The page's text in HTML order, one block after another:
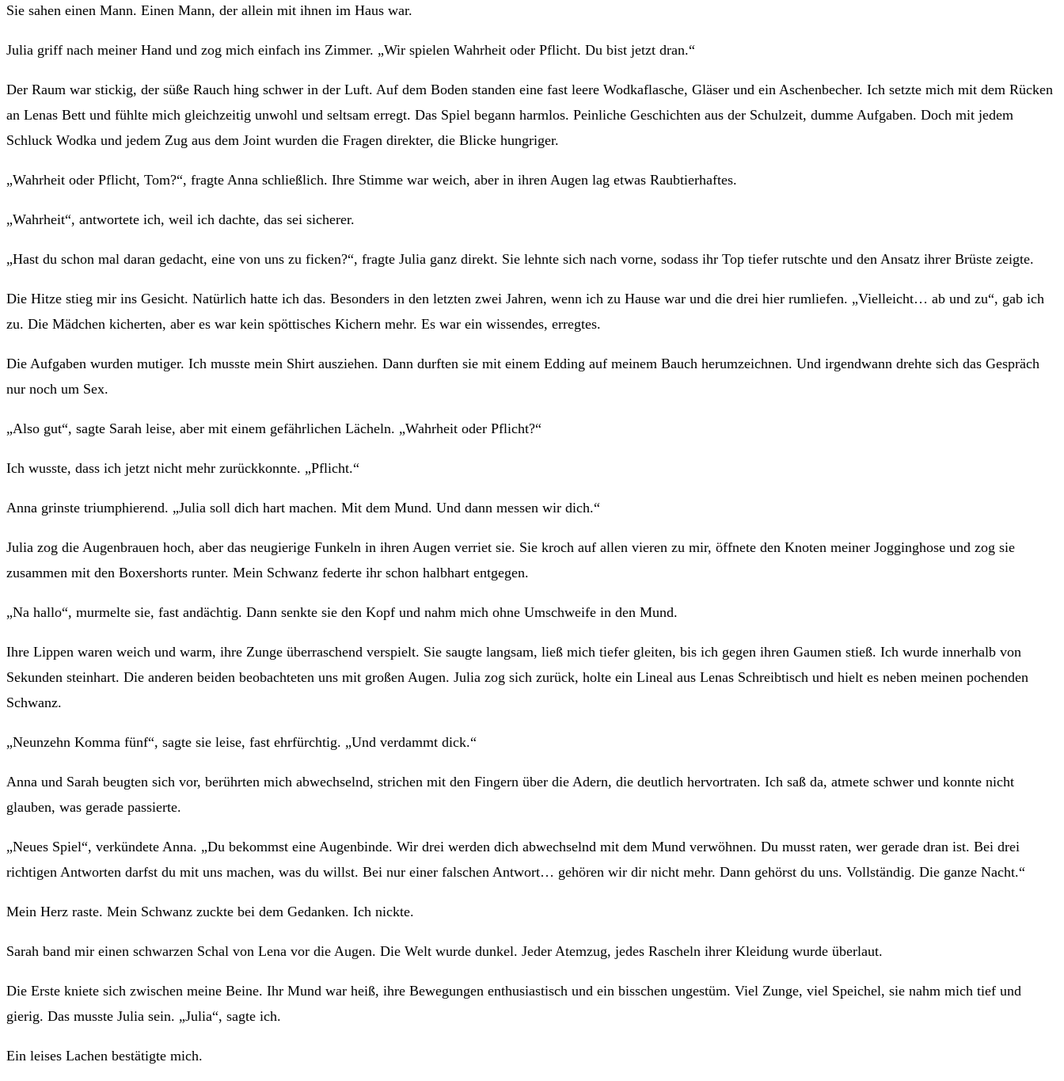
Sie sahen einen Mann. Einen Mann, der allein mit ihnen im Haus war.
Julia griff nach meiner Hand und zog mich einfach ins Zimmer. „Wir spielen Wahrheit oder Pflicht. Du bist jetzt dran.“
Der Raum war stickig, der süße Rauch hing schwer in der Luft. Auf dem Boden standen eine fast leere Wodkaflasche, Gläser und ein Aschenbecher. Ich setzte mich mit dem Rücken
an Lenas Bett und fühlte mich gleichzeitig unwohl und seltsam erregt. Das Spiel begann harmlos. Peinliche Geschichten aus der Schulzeit, dumme Aufgaben. Doch mit jedem
Schluck Wodka und jedem Zug aus dem Joint wurden die Fragen direkter, die Blicke hungriger.
„Wahrheit oder Pflicht, Tom?“, fragte Anna schließlich. Ihre Stimme war weich, aber in ihren Augen lag etwas Raubtierhaftes.
„Wahrheit“, antwortete ich, weil ich dachte, das sei sicherer.
„Hast du schon mal daran gedacht, eine von uns zu ficken?“, fragte Julia ganz direkt. Sie lehnte sich nach vorne, sodass ihr Top tiefer rutschte und den Ansatz ihrer Brüste zeigte.
Die Hitze stieg mir ins Gesicht. Natürlich hatte ich das. Besonders in den letzten zwei Jahren, wenn ich zu Hause war und die drei hier rumliefen. „Vielleicht… ab und zu“, gab ich
zu. Die Mädchen kicherten, aber es war kein spöttisches Kichern mehr. Es war ein wissendes, erregtes.
Die Aufgaben wurden mutiger. Ich musste mein Shirt ausziehen. Dann durften sie mit einem Edding auf meinem Bauch herumzeichnen. Und irgendwann drehte sich das Gespräch
nur noch um Sex.
„Also gut“, sagte Sarah leise, aber mit einem gefährlichen Lächeln. „Wahrheit oder Pflicht?“
Ich wusste, dass ich jetzt nicht mehr zurückkonnte. „Pflicht.“
Anna grinste triumphierend. „Julia soll dich hart machen. Mit dem Mund. Und dann messen wir dich.“
Julia zog die Augenbrauen hoch, aber das neugierige Funkeln in ihren Augen verriet sie. Sie kroch auf allen vieren zu mir, öffnete den Knoten meiner Jogginghose und zog sie
zusammen mit den Boxershorts runter. Mein Schwanz federte ihr schon halbhart entgegen.
„Na hallo“, murmelte sie, fast andächtig. Dann senkte sie den Kopf und nahm mich ohne Umschweife in den Mund.
Ihre Lippen waren weich und warm, ihre Zunge überraschend verspielt. Sie saugte langsam, ließ mich tiefer gleiten, bis ich gegen ihren Gaumen stieß. Ich wurde innerhalb von
Sekunden steinhart. Die anderen beiden beobachteten uns mit großen Augen. Julia zog sich zurück, holte ein Lineal aus Lenas Schreibtisch und hielt es neben meinen pochenden
Schwanz.
„Neunzehn Komma fünf“, sagte sie leise, fast ehrfürchtig. „Und verdammt dick.“
Anna und Sarah beugten sich vor, berührten mich abwechselnd, strichen mit den Fingern über die Adern, die deutlich hervortraten. Ich saß da, atmete schwer und konnte nicht
glauben, was gerade passierte.
„Neues Spiel“, verkündete Anna. „Du bekommst eine Augenbinde. Wir drei werden dich abwechselnd mit dem Mund verwöhnen. Du musst raten, wer gerade dran ist. Bei drei
richtigen Antworten darfst du mit uns machen, was du willst. Bei nur einer falschen Antwort… gehören wir dir nicht mehr. Dann gehörst du uns. Vollständig. Die ganze Nacht.“
Mein Herz raste. Mein Schwanz zuckte bei dem Gedanken. Ich nickte.
Sarah band mir einen schwarzen Schal von Lena vor die Augen. Die Welt wurde dunkel. Jeder Atemzug, jedes Rascheln ihrer Kleidung wurde überlaut.
Die Erste kniete sich zwischen meine Beine. Ihr Mund war heiß, ihre Bewegungen enthusiastisch und ein bisschen ungestüm. Viel Zunge, viel Speichel, sie nahm mich tief und
gierig. Das musste Julia sein. „Julia“, sagte ich.
Ein leises Lachen bestätigte mich.